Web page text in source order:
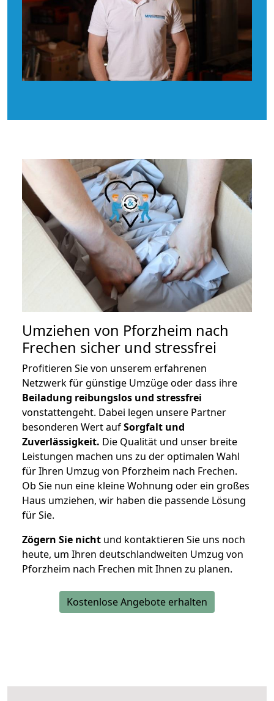
Umziehen von Pforzheim nach
Frechen sicher und stressfrei
Profitieren Sie von unserem erfahrenen
Netzwerk für günstige Umzüge oder dass ihre
Beiladung reibungslos und stressfrei
vonstattengeht. Dabei legen unsere Partner
besonderen Wert aufSorgfalt und
Zuverlässigkeit. Die Qualität und unser breite
Leistungen machen uns zu der optimalen Wahl
für Ihren Umzug von Pforzheim nach Frechen.
Ob Sie nun eine kleine Wohnung oder ein großes
Haus umziehen, wir haben die passende Lösung
für Sie.
Zögern Sie nicht und kontaktieren Sie uns noch
heute, um Ihren deutschlandweiten Umzug von
Pforzheim nach Frechen mit Ihnen zu planen.
Kostenlose Angebote erhalten